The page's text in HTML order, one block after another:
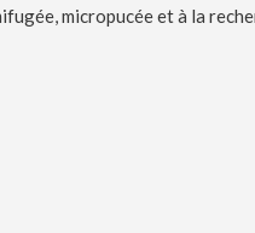
micropucée et à la